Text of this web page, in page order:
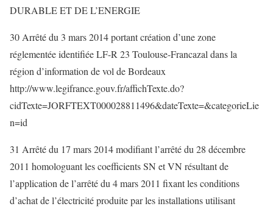
DURABLE ET DE L’ENERGIE
30 Arrêté du 3 mars 2014 portant création d’une zone
réglementée identifiée LF-R 23 Toulouse-Francazal dans la
région d’information de vol de Bordeaux
http://www.legifrance.gouv.fr/affichTexte.do?
cidTexte=JORFTEXT000028811496&dateTexte=&categorieLie
n=id
31 Arrêté du 17 mars 2014 modifiant l’arrêté du 28 décembre
2011 homologuant les coefficients SN et VN résultant de
l’application de l’arrêté du 4 mars 2011 fixant les conditions
d’achat de l’électricité produite par les installations utilisant